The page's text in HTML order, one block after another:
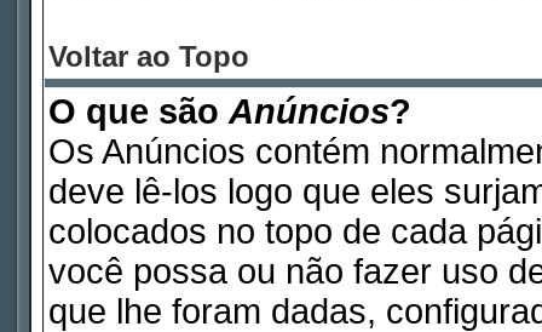
Voltar ao Topo
O que são Anúncios?
Os Anúncios contém
deve lê-los logo que eles
colocados no topo de cada
você possa ou não fazer uso
que lhe foram dadas,